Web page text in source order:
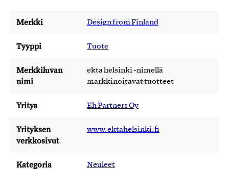
Merkki Design from Finland
Tyyppi Tuote
Merkkiluvan
nimi
ekta helsinki -nimellä
markkinoitavat tuotteet
Yritys Eh Partners Oy
Yrityksen
verkkosivut
www.ektahelsinki.fi
Kategoria Neuleet